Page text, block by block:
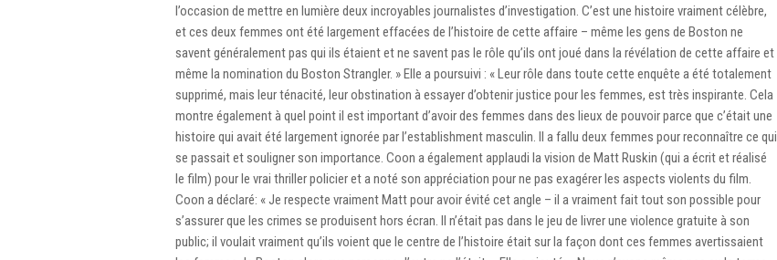
l’occasion de mettre en lumière deux incroyables journalistes d’investigation. C’est une histoire vraiment célèbre,
et ces deux femmes ont été largement effacées de l’histoire de cette affaire – même les gens de Boston ne
savent généralement pas qui ils étaient et ne savent pas le rôle qu’ils ont joué dans la révélation de cette affaire et
même la nomination du Boston Strangler. » Elle a poursuivi : « Leur rôle dans toute cette enquête a été totalement
supprimé, mais leur ténacité, leur obstination à essayer d’obtenir justice pour les femmes, est très inspirante. Cela
montre également à quel point il est important d’avoir des femmes dans des lieux de pouvoir parce que c’était une
histoire qui avait été largement ignorée par l’establishment masculin. Il a fallu deux femmes pour reconnaître ce qui
se passait et souligner son importance. Coon a également applaudi la vision de Matt Ruskin (qui a écrit et réalisé
le film) pour le vrai thriller policier et a noté son appréciation pour ne pas exagérer les aspects violents du film.
Coon a déclaré: « Je respecte vraiment Matt pour avoir évité cet angle – il a vraiment fait tout son possible pour
s’assurer que les crimes se produisent hors écran. Il n’était pas dans le jeu de livrer une violence gratuite à son
public; il voulait vraiment qu’ils voient que le centre de l’histoire était sur la façon dont ces femmes avertissaient